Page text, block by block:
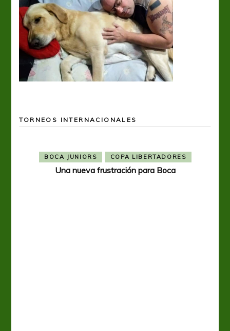
TORNEOS INTERNACIONALES
BOCA JUNIORS COPA LIBERTADORES
Una nueva frustración para Boca